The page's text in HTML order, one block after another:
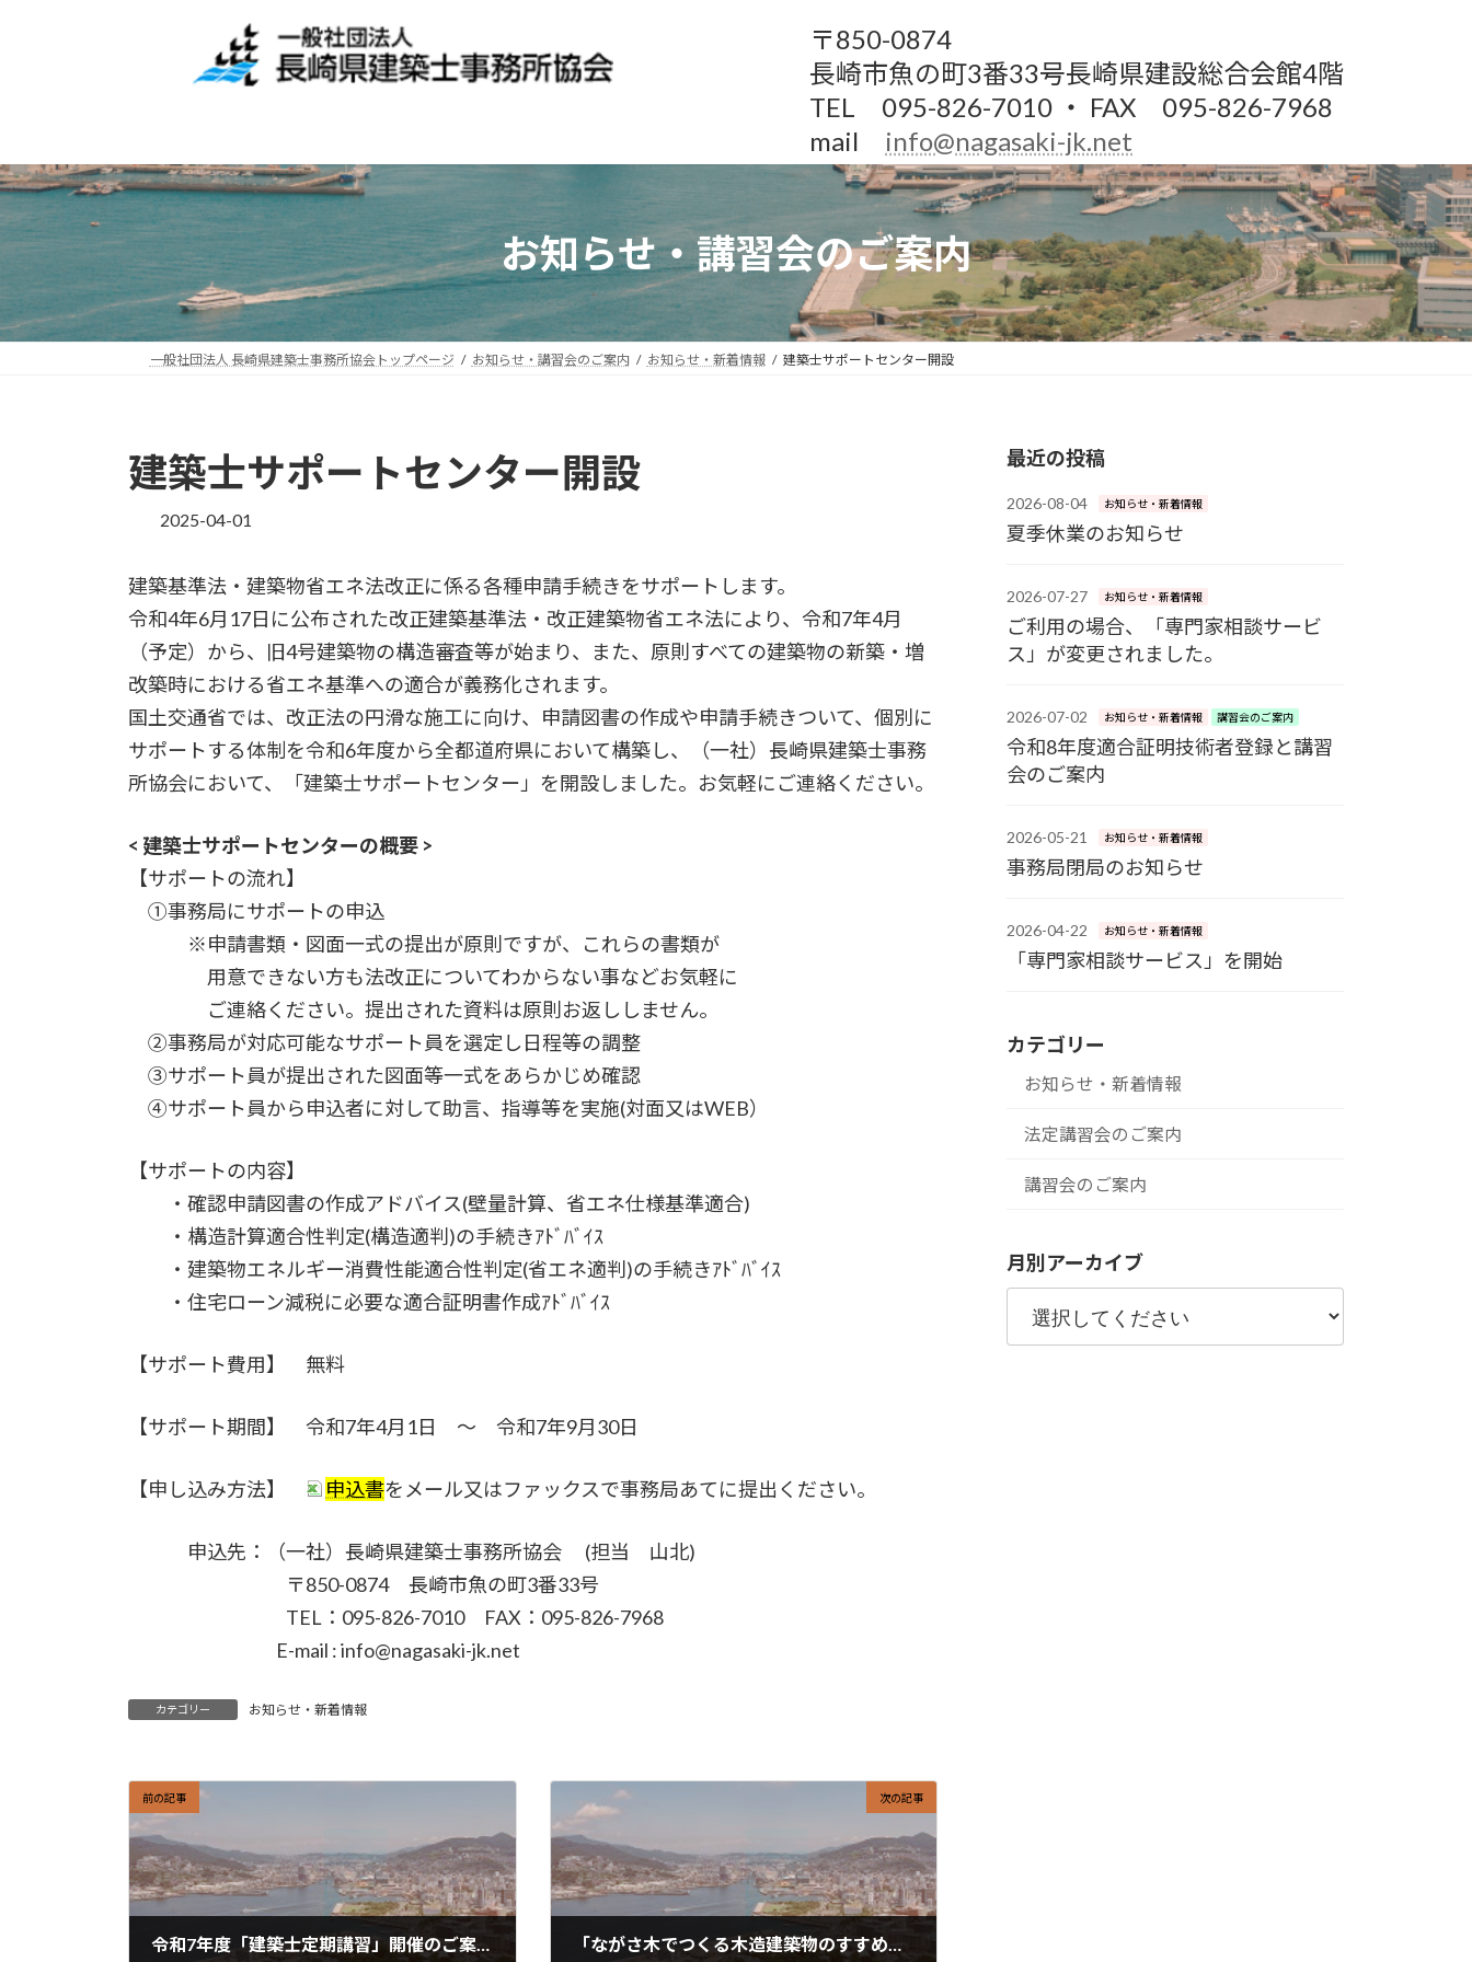
ス
キ
ッ
ン
に
移
〒850-0874
長崎市魚の町3番33号長崎県建設総合会館4階
TEL 095-826-7010 ・ FAX 095-826-7968
mail info@nagasaki-jk.net
お知らせ・講習会のご案内
一般社団法人 長崎県建築士事務所協会トップページ お知らせ・講習会のご案内 お知らせ・新着情報 建築士サポートセンター開設
建築士サポートセンター開設
2025-04-01
建築基準法・建築物省エネ法改正に係る各種申請手続きをサポートします。
令和4年6月17日に公布された改正建築基準法・改正建築物省エネ法により、令和7年4月
（予定）から、旧4号建築物の構造審査等が始まり、また、原則すべての建築物の新築・増
改築時における省エネ基準への適合が義務化されます。
国土交通省では、改正法の円滑な施工に向け、申請図書の作成や申請手続きついて、個別に
サポートする体制を令和6年度から全都道府県において構築し、（一社）長崎県建築士事務
所協会において、「建築士サポートセンター」を開設しました。お気軽にご連絡ください。
< 建築士サポートセンターの概要 >
【サポートの流れ】
①事務局にサポートの申込
※申請書類・図面一式の提出が原則ですが、これらの書類が
用意できない方も法改正についてわからない事などお気軽に
ご連絡ください。提出された資料は原則お返ししません。
②事務局が対応可能なサポート員を選定し日程等の調整
③サポート員が提出された図面等一式をあらかじめ確認
④サポート員から申込者に対して助言、指導等を実施(対面又はWEB）
【サポートの内容】
・確認申請図書の作成アドバイス(壁量計算、省エネ仕様基準適合)
・構造計算適合性判定(構造適判)の手続きｱﾄﾞﾊﾞｲｽ
・建築物エネルギー消費性能適合性判定(省エネ適判)の手続きｱﾄﾞﾊﾞｲｽ
・住宅ローン減税に必要な適合証明書作成ｱﾄﾞﾊﾞｲｽ
【サポート費用】 無料
【サポート期間】 令和7年4月1日 ～ 令和7年9月30日
【申し込み方法】 申込書をメール又はファックスで事務局あてに提出ください。
申込先：（一社）長崎県建築士事務所協会 (担当 山北)
〒850-0874 長崎市魚の町3番33号
TEL：095-826-7010 FAX：095-826-7968
E-mail : info@nagasaki-jk.net
カテゴリー お知らせ・新着情報
前の記事
令和7年度「建築士定期講習」開催のご案内
次の記事
「ながさ木でつくる木造建築物のすすめ」改訂版発行
最近の投稿
2026-08-04 お知らせ・新着情報
夏季休業のお知らせ
2026-07-27 お知らせ・新着情報
ご利用の場合、「専門家相談サービ
ス」が変更されました。
2026-07-02 お知らせ・新着情報 講習会のご案内
令和8年度適合証明技術者登録と講習
会のご案内
2026-05-21 お知らせ・新着情報
事務局閉局のお知らせ
2026-04-22 お知らせ・新着情報
「専門家相談サービス」を開始
カテゴリー
お知らせ・新着情報
法定講習会のご案内
講習会のご案内
月別アーカイブ